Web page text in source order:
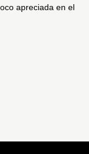
apreciada en el